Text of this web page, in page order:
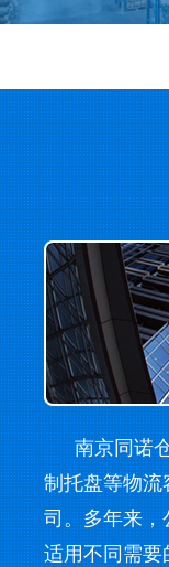
南京同诺
制托盘等物流
司。多年来，
适用不同需要